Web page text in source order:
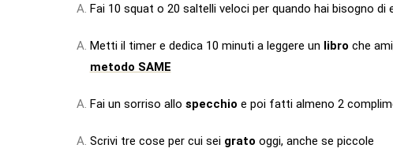
Fai 10 squat o 20 saltelli veloci per quando hai bisogno di
Metti il timer e dedica 10 minuti a leggere un libro che
metodo SAME
Fai un sorriso allo specchio e poi fatti almeno 2
Scrivi tre cose per cui sei grato oggi, anche se piccole